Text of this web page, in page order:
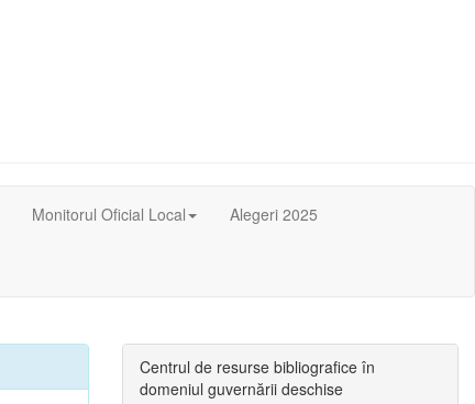
Monitorul Oficial Local Alegeri 2025
Centrul de resurse bibliografice în
domeniul guvernării deschise